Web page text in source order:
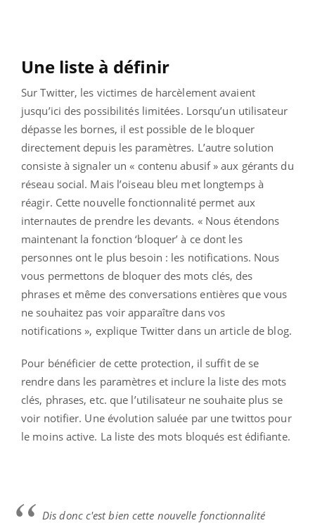
Une liste à définir
Sur Twitter, les victimes de harcèlement avaient
jusqu’ici des possibilités limitées. Lorsqu’un utilisateur
dépasse les bornes, il est possible de le bloquer
directement depuis les paramètres. L’autre solution
consiste à signaler un « contenu abusif » aux gérants du
réseau social. Mais l’oiseau bleu met longtemps à
réagir. Cette nouvelle fonctionnalité permet aux
internautes de prendre les devants. « Nous étendons
maintenant la fonction ‘bloquer’ à ce dont les
personnes ont le plus besoin : les notifications. Nous
vous permettons de bloquer des mots clés, des
phrases et même des conversations entières que vous
ne souhaitez pas voir apparaître dans vos
notifications », explique Twitter dans un article de blog.
Pour bénéficier de cette protection, il suffit de se
rendre dans les paramètres et inclure la liste des mots
clés, phrases, etc. que l’utilisateur ne souhaite plus se
voir notifier. Une évolution saluée par une twittos pour
le moins active. La liste des mots bloqués est édifiante.
Dis donc c'est bien cette nouvelle fonctionnalité